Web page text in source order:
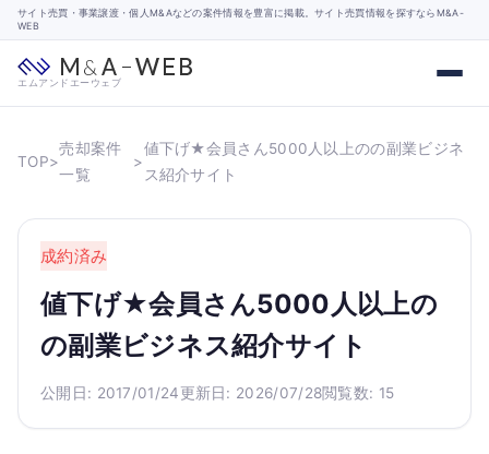
サイト売買・事業譲渡・個人M&Aなどの案件情報を豊富に掲載。サイト売買情報を探すならM&A-
WEB
エムアンドエーウェブ
TOP>
売却案件
一覧
>
値下げ★会員さん5000人以上のの副業ビジネ
ス紹介サイト
成約済み
値下げ★会員さん5000人以上の
の副業ビジネス紹介サイト
公開日: 2017/01/24更新日: 2026/07/28閲覧数: 15